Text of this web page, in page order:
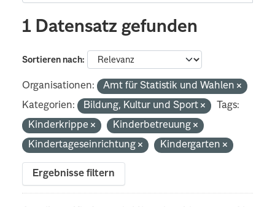
1 Datensatz gefunden
Sortieren nach
Organisationen:
Amt für Statistik und Wahlen
Kategorien:
Bildung, Kultur und Sport
Tags:
Kinderkrippe
Kinderbetreuung
Kindertageseinrichtung
Kindergarten
Ergebnisse filtern